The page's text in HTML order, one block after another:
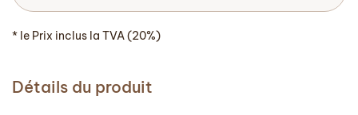
* le Prix inclus la TVA (20%)
Détails du produit